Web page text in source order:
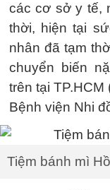
các cơ sở y tế,
thời, hiện tại
nhân đã tạm
chuyển biến
trên tại
Bệnh viện Nhi
Tiệm bánh mì